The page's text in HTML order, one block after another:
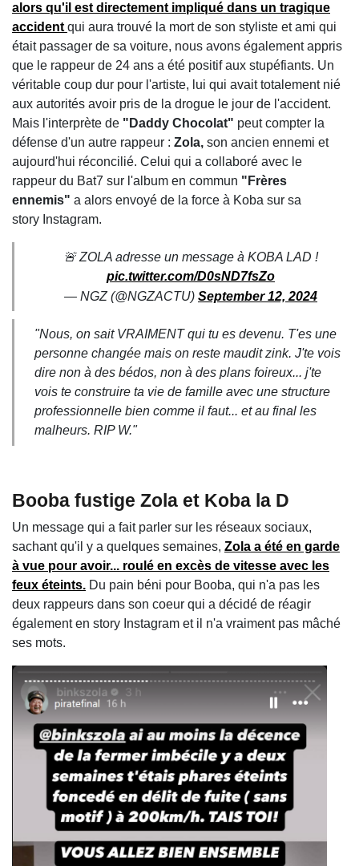
alors qu'il est directement impliqué dans un tragique
accident qui aura trouvé la mort de son styliste et ami qui
était passager de sa voiture, nous avons également appris
que le rappeur de 24 ans a été positif aux stupéfiants. Un
véritable coup dur pour l'artiste, lui qui avait totalement nié
aux autorités avoir pris de la drogue le jour de l'accident.
Mais l'interprète de "Daddy Chocolat" peut compter la
défense d'un autre rappeur : Zola, son ancien ennemi et
aujourd'hui réconcilié. Celui qui a collaboré avec le
rappeur du Bat7 sur l'album en commun "Frères
ennemis" a alors envoyé de la force à Koba sur sa
story Instagram.
🚨 ZOLA adresse un message à KOBA LAD !
pic.twitter.com/D0sND7fsZo
— NGZ (@NGZACTU) September 12, 2024
"Nous, on sait VRAIMENT qui tu es devenu. T'es une
personne changée mais on reste maudit zink. J'te vois
dire non à des bédos, non à des plans foireux... j'te
vois te construire ta vie de famille avec une structure
professionnelle bien comme il faut... et au final les
malheurs. RIP W."
Booba fustige Zola et Koba la D
Un message qui a fait parler sur les réseaux sociaux,
sachant qu'il y a quelques semaines, Zola a été en garde
à vue pour avoir... roulé en excès de vitesse avec les
feux éteints. Du pain béni pour Booba, qui n'a pas les
deux rappeurs dans son coeur qui a décidé de réagir
également en story Instagram et il n'a vraiment pas mâché
ses mots.